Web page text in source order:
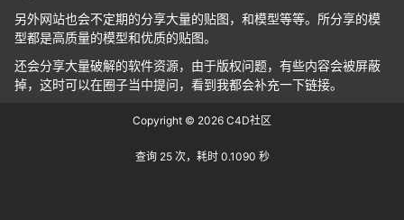
另外网站也会不定期的分享大量的贴图，和模型等等。所分享的模
型都是高质量的模型和优质的贴图。
还会分享大量破解的软件资源，由于版权问题，有些内容会被屏蔽
掉，这时可以在圈子当中提问，看到我都会补充一下链接。
Copyright © 2026 C4D社区
查询 25 次，耗时 0.1090 秒